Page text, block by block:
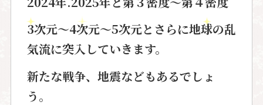
3次元〜4次元〜5次元とさらに地球の乱
気流に突入していきます。
新たな戦争、地震などもあるでしょ
う。